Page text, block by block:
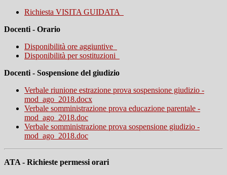
Richiesta VISITA GUIDATA
Docenti - Orario
Disponibilità ore aggiuntive
Disponibilità per sostituzioni
Docenti - Sospensione del giudizio
Verbale riunione estrazione prova sospensione giudizio -
mod_ago_2018.docx
Verbale somministrazione prova educazione parentale -
mod_ago_2018.doc
Verbale somministrazione prova sospensione giudizio -
mod_ago_2018.doc
ATA - Richieste permessi orari